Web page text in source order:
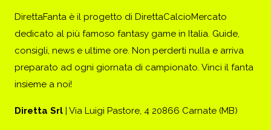
DirettaFanta è il progetto di DirettaCalcioMercato
dedicato al più famoso fantasy game in Italia. Guide,
consigli, news e ultime ore. Non perderti nulla e arriva
preparato ad ogni giornata di campionato. Vinci il fanta
insieme a noi!
Diretta Srl | Via Luigi Pastore, 4 20866 Carnate (MB)